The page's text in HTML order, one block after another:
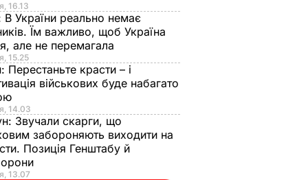
16.13
В України реально немає
Їм важливо, щоб Україна
але не перемагала
15.25
Перестаньте красти – і
військових буде набагато
14.03
Звучали скарги, що
забороняють виходити на
Позиція Генштабу й
13.07